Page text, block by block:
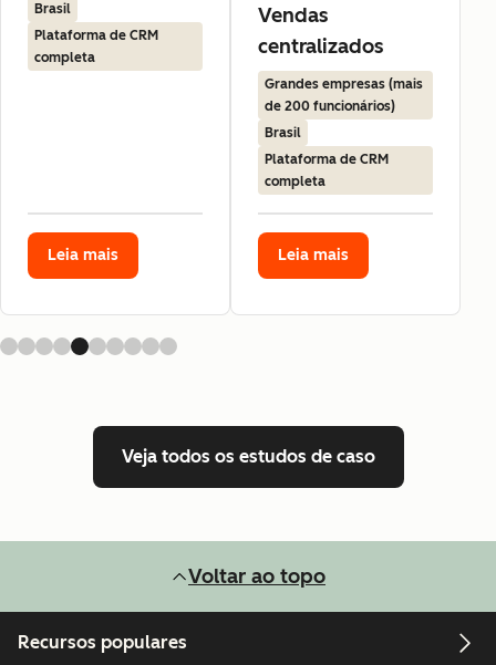
Brasil
Plataforma de CRM
completa
Leia mais
Vendas
centralizados
Grandes empresas (mais
de 200 funcionários)
Brasil
Plataforma de CRM
completa
Leia mais
Veja todos os estudos de caso
Voltar ao topo
Recursos populares